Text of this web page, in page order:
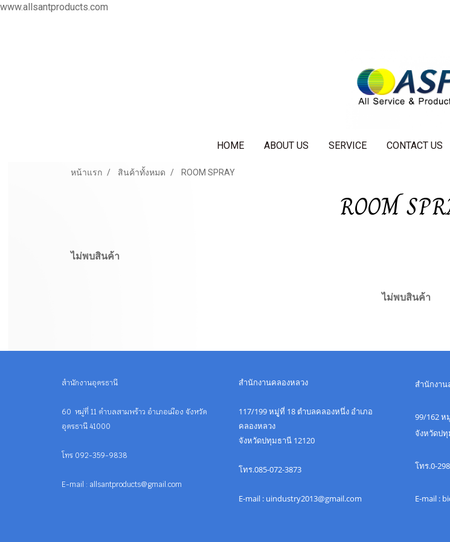
www.allsantproducts.com
HOME ABOUT US SERVICE CONTACT US
หน้าแรก สินค้าทั้งหมด ROOM SPRAY
ROOM
ไม่พบสินค้า
ไม่พบสินค้า
สำนักงานอุดรธานี
60 หมู่ที่ 11 ตำบลสามพร้าว อำเภอเมือง จังหวัด
อุดรธานี 41000
โทร 092-359-9838
E-mail : allsantproducts@gmail.com
สำนักงานคลองหลวง
117/199 หมูู่ที่ 18 ตำบลคลองหนึ่ง อำเภอ
คลองหลวง
จังหวัดปทุมธานี 12120
โทร.085-072-3873
E-mail : uindustry2013@gmail.com
สำนักงาน
99/162 ห
จังหวัดปทุ
โทร.0-
E-mail :